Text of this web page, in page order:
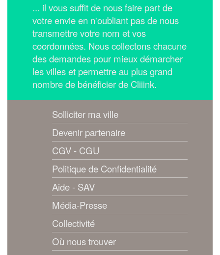
... il vous suffit de nous faire part de
votre envie en n'oubliant pas de nous
transmettre votre nom et vos
coordonnées. Nous collectons chacune
des demandes pour mieux démarcher
les villes et permettre au plus grand
nombre de bénéficier de Cliiink.
Solliciter ma ville
Devenir partenaire
CGV - CGU
Politique de Confidentialité
Aide - SAV
Média-Presse
Collectivité
Où nous trouver